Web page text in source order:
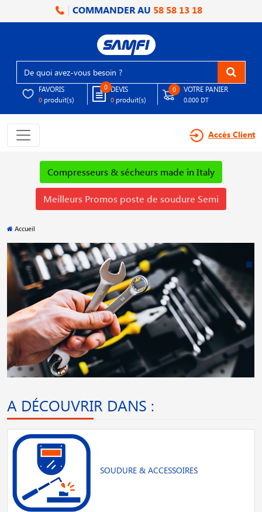
COMMANDER AU 58 58 13 18
FAVORIS
0 produit(s)
0 DEVIS
0 produit(s)
0 VOTRE PANIER
0.000 DT
Accès Client
Compresseurs & sécheurs made in Italy
Meilleurs Promos poste de soudure Semi
Accueil
A DÉCOUVRIR DANS :
SOUDURE & ACCESSOIRES